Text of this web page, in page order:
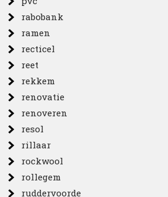
rabobank
ramen
recticel
reet
rekkem
renovatie
renoveren
resol
rillaar
rockwool
rollegem
ruddervoorde